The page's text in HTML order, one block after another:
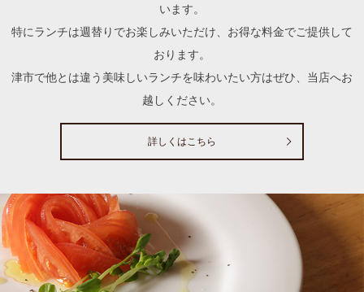
います。
特にランチは週替りでお楽しみいただけ、お得な料金でご提供して
おります。
津市で他とは違う美味しいランチを味わいたい方はぜひ、当店へお
越しください。
詳しくはこちら